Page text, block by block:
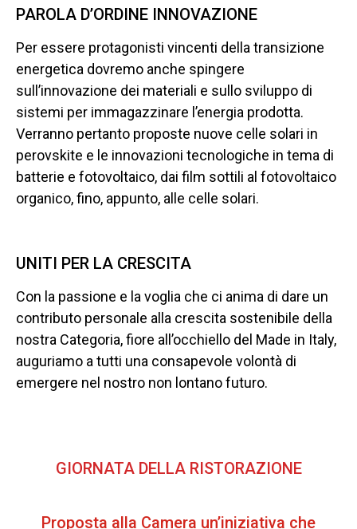
PAROLA D’ORDINE INNOVAZIONE
Per essere protagonisti vincenti della transizione
energetica dovremo anche spingere
sull’innovazione dei materiali e sullo sviluppo di
sistemi per immagazzinare l’energia prodotta.
Verranno pertanto proposte nuove celle solari in
perovskite e le innovazioni tecnologiche in tema di
batterie e fotovoltaico, dai film sottili al fotovoltaico
organico, fino, appunto, alle celle solari.
UNITI PER LA CRESCITA
Con la passione e la voglia che ci anima di dare un
contributo personale alla crescita sostenibile della
nostra Categoria, fiore all’occhiello del Made in Italy,
auguriamo a tutti una consapevole volontà di
emergere nel nostro non lontano futuro.
GIORNATA DELLA RISTORAZIONE
Proposta alla Camera un’iniziativa che